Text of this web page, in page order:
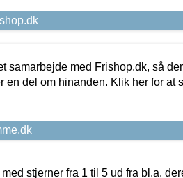
samarbejde med Frishop.dk, så
en del om hinanden. Klik her for at
stjerner fra 1 til 5 ud fra bl.a.